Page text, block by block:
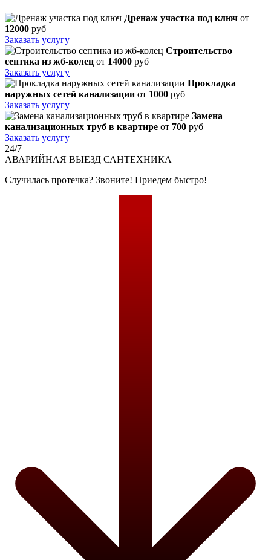
Дренаж участка под ключ от
12000 руб
Заказать услугу
Строительство
септика из жб-колец от 14000 руб
Заказать услугу
Прокладка
наружных сетей канализации от 1000 руб
Заказать услугу
Замена
канализационных труб в квартире от 700 руб
Заказать услугу
24/7
АВАРИЙНАЯ ВЫЕЗД САНТЕХНИКА
Случилась протечка? Звоните! Приедем быстро!